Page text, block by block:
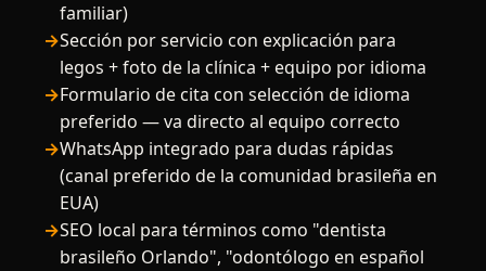
familiar)
Sección por servicio con explicación para
legos + foto de la clínica + equipo por idioma
Formulario de cita con selección de idioma
preferido — va directo al equipo correcto
WhatsApp integrado para dudas rápidas
(canal preferido de la comunidad brasileña en
EUA)
SEO local para términos como "dentista
brasileño Orlando", "odontólogo en español